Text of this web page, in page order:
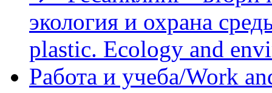
экология и охрана
plastic. Ecology and
Работа и учеба/Work